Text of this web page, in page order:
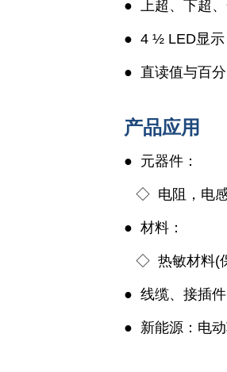
● 上超、下超
● 4 ½ LED显示
● 直读值与百
产品应用
● 元器件：
◇ 电阻，电感
● 材料：
◇ 热敏材料(
● 线缆、接插
● 新能源：电